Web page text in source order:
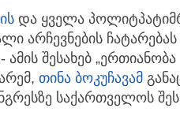
და ყველა
არჩევნების ჩატარებას
შესახებ „ერთიანობა
თინა ბოკუჩავამ
საქართველოს